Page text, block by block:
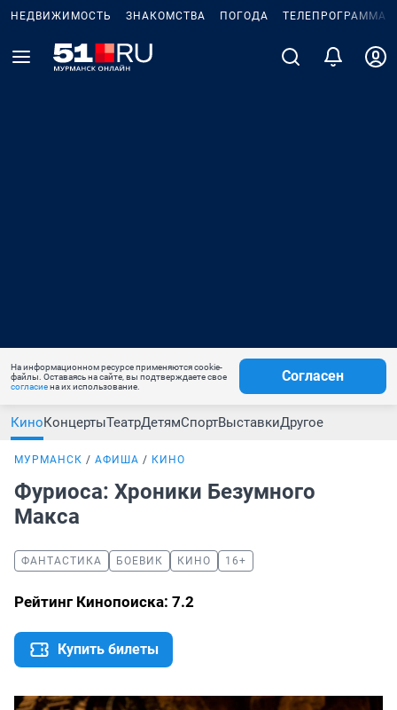
НЕДВИЖИМОСТЬ ЗНАКОМСТВА ПОГОДА ТЕЛЕПРОГРАММА
На информационном ресурсе применяются cookie-
файлы. Оставаясь на сайте, вы подтверждаете свое
согласиена их использование.
Согласен
КиноКонцертыТеатрДетямСпортВыставкиДругое
МУРМАНСК АФИША КИНО
Фуриоса: Хроники Безумного
Макса
ФАНТАСТИКА БОЕВИК КИНО 16+
Рейтинг Кинопоиска: 7.2
Купить билеты